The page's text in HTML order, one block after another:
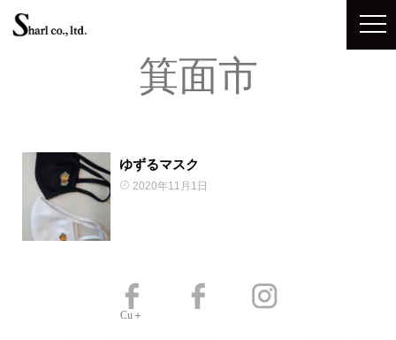
箕面市
ゆずるマスク
2020年11月1日
Cu＋